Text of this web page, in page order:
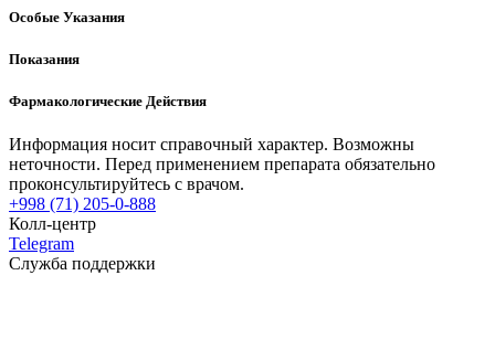
Особые Указания
Показания
Фармакологические Действия
Информация носит справочный характер. Возможны
неточности. Перед применением препарата обязательно
проконсультируйтесь с врачом.
+998 (71) 205-0-888
Колл-центр
Telegram
Служба поддержки